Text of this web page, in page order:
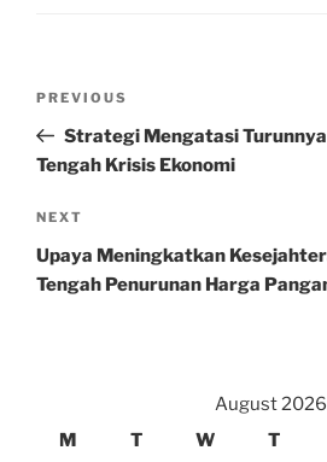
Previous
Post
PREVIOUS
Strategi Mengatasi
Tengah Krisis Ekonomi
Next
Post
NEXT
Upaya Meningkatkan
Tengah Penurunan Harga
August 2026
M
T W T